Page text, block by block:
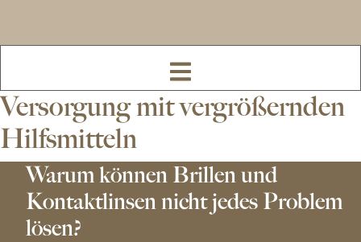
Versorgung mit vergrößernden
Hilfsmitteln
Warum können Brillen und
Kontaktlinsen nicht jedes Problem
lösen?